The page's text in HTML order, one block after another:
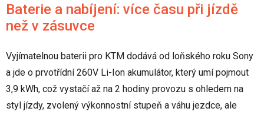
Baterie a nabíjení: více času při jízdě
než v zásuvce
Vyjímatelnou baterii pro KTM dodává od loňského roku Sony
a jde o prvotřídní 260V Li-Ion akumulátor, který umí pojmout
3,9 kWh, což vystačí až na 2 hodiny provozu s ohledem na
styl jízdy, zvolený výkonnostní stupeň a váhu jezdce, ale